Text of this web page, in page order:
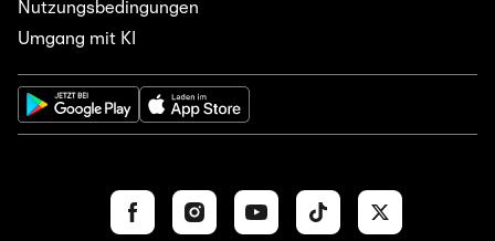
Nutzungsbedingungen
Umgang mit KI